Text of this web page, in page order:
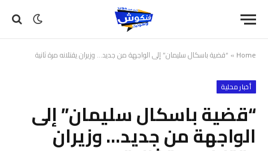
Home
» “قضية باسكال سليمان” إلى الواجهة من جديد… وزيران يقتلانه مرة ثانية
أخبار محلية
“قضية باسكال سليمان” إلى
الواجهة من جديد… وزيران